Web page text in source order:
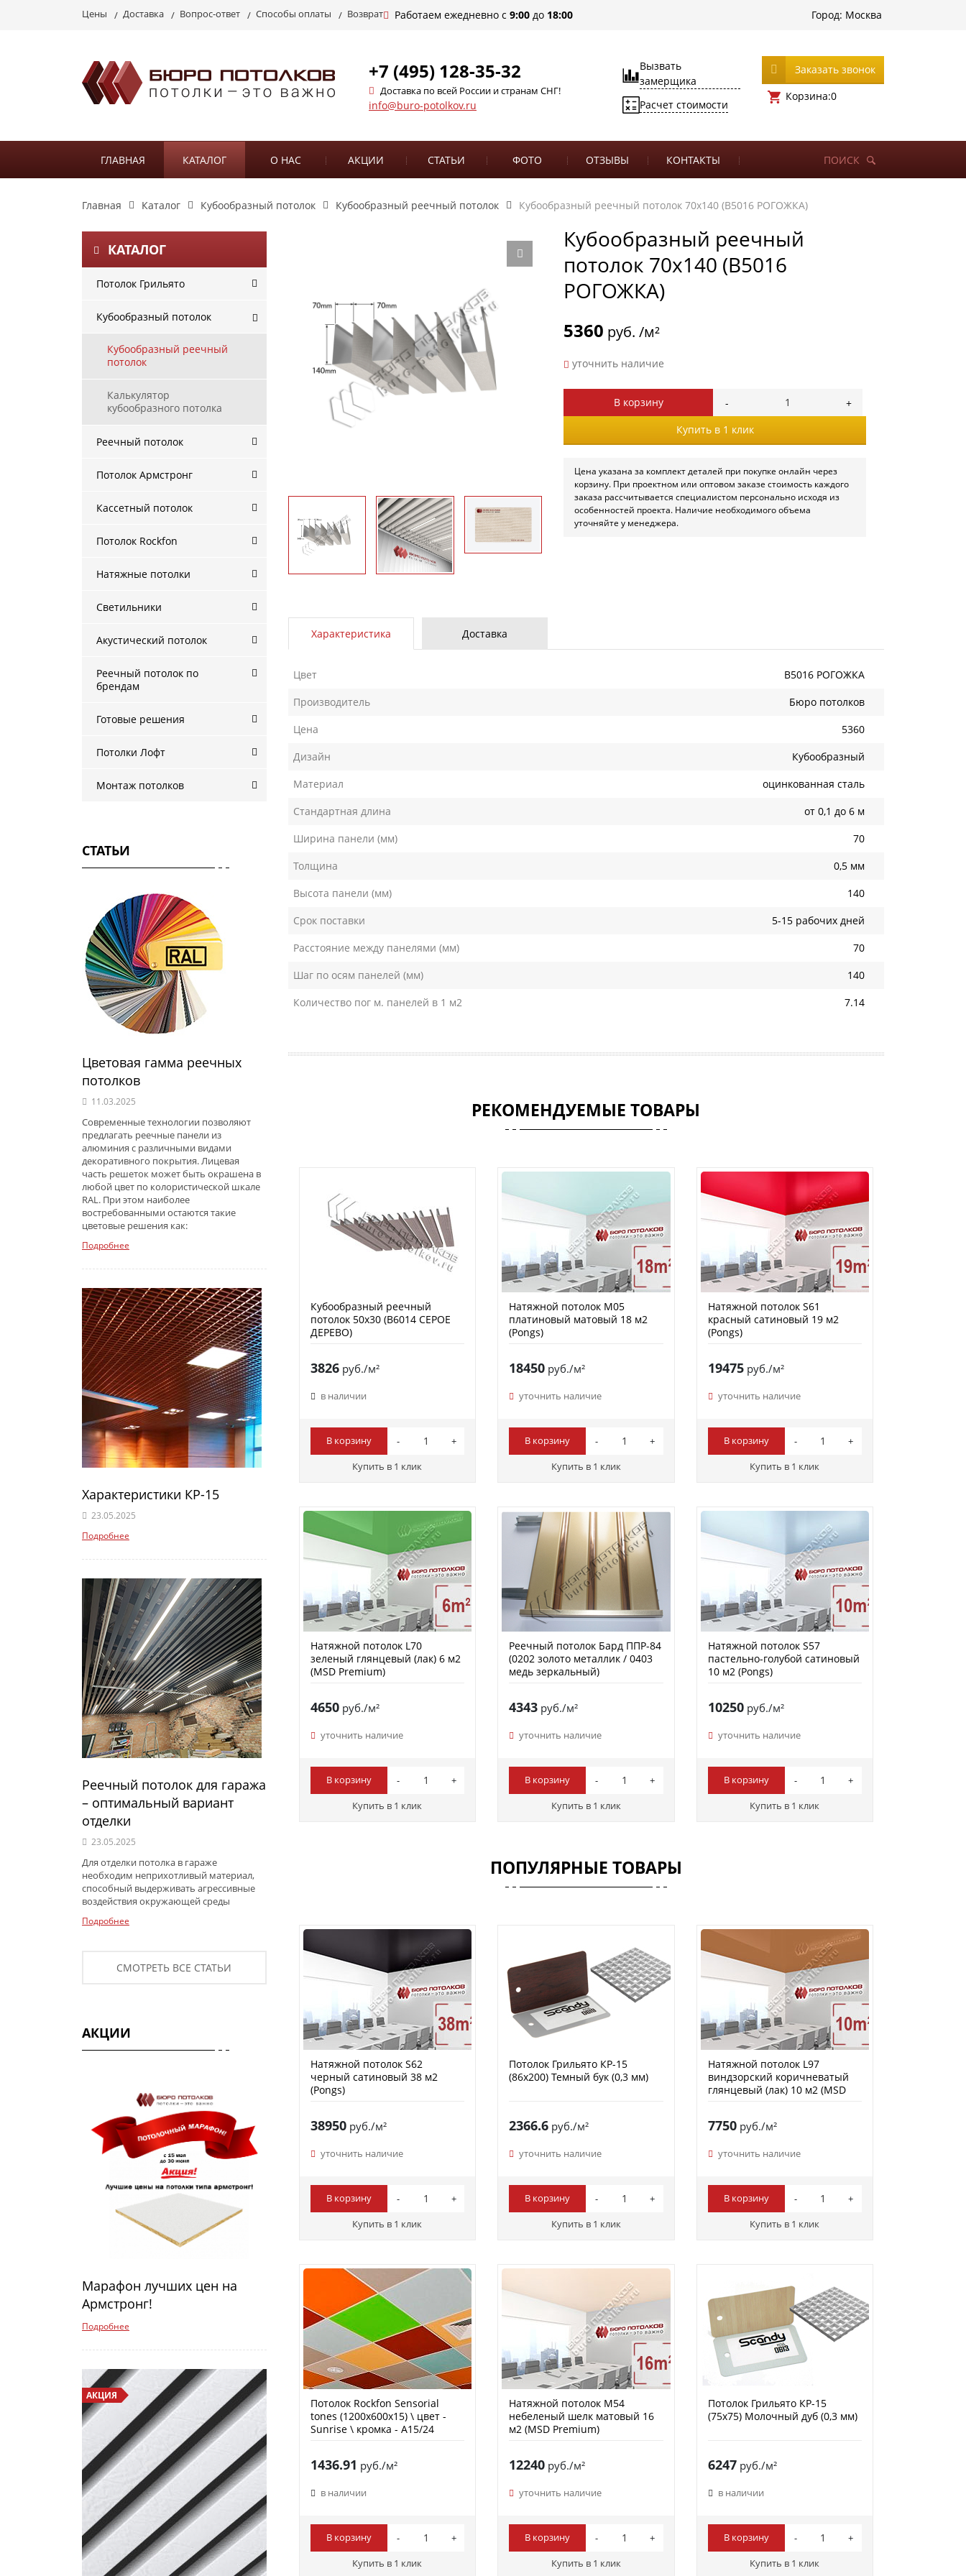
Работаем ежедневно с 9:00 до 18:00 Город: Москва
Цены Доставка Вопрос-ответ Способы оплаты Возврат
+7 (495) 128-35-32
Доставка по всей России и странам СНГ!
info@buro-potolkov.ru
Вызвать
замерщика
Расчет стоимости
Заказать звонок
Корзина:0
ГЛАВНАЯ КАТАЛОГ О НАС АКЦИИ СТАТЬИ ФОТО ОТЗЫВЫ КОНТАКТЫ ПОИСК
Главная Каталог Кубообразный потолок Кубообразный реечный потолок Кубообразный реечный потолок 70х140 (B5016 РОГОЖКА)
КАТАЛОГ
Потолок Грильято
Кубообразный потолок
Кубообразный реечный
потолок
Калькулятор
кубообразного потолка
Реечный потолок
Потолок Армстронг
Кассетный потолок
Потолок Rockfon
Натяжные потолки
Светильники
Акустический потолок
Реечный потолок по
брендам
Готовые решения
Потолки Лофт
Монтаж потолков
СТАТЬИ
Цветовая гамма реечных
потолков
11.03.2025
Современные технологии позволяют
предлагать реечные панели из
алюминия с различными видами
декоративного покрытия. Лицевая
часть решеток может быть окрашена в
любой цвет по колористической шкале
RAL. При этом наиболее
востребованными остаются такие
цветовые решения как:
Подробнее
Характеристики КР-15
23.05.2025
Подробнее
Реечный потолок для гаража
– оптимальный вариант
отделки
23.05.2025
Для отделки потолка в гараже
необходим неприхотливый материал,
способный выдерживать агрессивные
воздействия окружающей среды
Подробнее
СМОТРЕТЬ ВСЕ СТАТЬИ
АКЦИИ
Марафон лучших цен на
Армстронг!
Подробнее
АКЦИЯ
Кубообразный реечный
потолок 70х140 (B5016
РОГОЖКА)
5360 руб. /м²
уточнить наличие
В корзину
Купить в 1 клик
Цена указана за комплект деталей при покупке онлайн через
корзину. При проектном или оптовом заказе стоимость каждого
заказа рассчитывается специалистом персонально исходя из
особенностей проекта. Наличие необходимого объема
уточняйте у менеджера.
Характеристика Доставка
Цвет
B5016 РОГОЖКА
Производитель
Бюро потолков
Цена
5360
Дизайн
Кубообразный
Материал
оцинкованная сталь
Стандартная длина
от 0,1 до 6 м
Ширина панели (мм)
70
Толщина
0,5 мм
Высота панели (мм)
140
Срок поставки
5-15 рабочих дней
Расстояние между панелями (мм)
70
Шаг по осям панелей (мм)
140
Количество пог м. панелей в 1 м2
7.14
РЕКОМЕНДУЕМЫЕ ТОВАРЫ
Кубообразный реечный
потолок 50х30 (B6014 СЕРОЕ
ДЕРЕВО)
3826руб./м²
в наличии
В корзину
Купить в 1 клик
Натяжной потолок M05
платиновый матовый 18 м2
(Pongs)
18450 руб./м²
уточнить наличие
В корзину
Купить в 1 клик
Натяжной потолок S61
красный сатиновый 19 м2
(Pongs)
19475руб./м²
уточнить наличие
В корзину
Купить в 1 клик
Натяжной потолок L70
зеленый глянцевый (лак) 6 м2
(MSD Premium)
4650руб./м²
уточнить наличие
В корзину
Купить в 1 клик
Реечный потолок Бард ППР-84
(0202 золото металлик / 0403
медь зеркальный)
4343 руб./м²
уточнить наличие
В корзину
Купить в 1 клик
Натяжной потолок S57
пастельно-голубой сатиновый
10 м2 (Pongs)
10250руб./м²
уточнить наличие
В корзину
Купить в 1 клик
ПОПУЛЯРНЫЕ ТОВАРЫ
Натяжной потолок S62
черный сатиновый 38 м2
(Pongs)
38950руб./м²
уточнить наличие
В корзину
Купить в 1 клик
Потолок Грильято КР-15
(86х200) Темный бук (0,3 мм)
2366.6 руб./м²
уточнить наличие
В корзину
Купить в 1 клик
Натяжной потолок L97
виндзорский коричневатый
глянцевый (лак) 10 м2 (MSD
7750руб./м²
уточнить наличие
В корзину
Купить в 1 клик
Потолок Rockfon Sensorial
tones (1200х600х15) \ цвет -
Sunrise \ кромка - A15/24
1436.91 руб./м²
в наличии
В корзину
Купить в 1 клик
Натяжной потолок M54
небеленый шелк матовый 16
м2 (MSD Premium)
12240 руб./м²
уточнить наличие
В корзину
Купить в 1 клик
Потолок Грильято КР-15
(75х75) Молочный дуб (0,3 мм)
6247руб./м²
в наличии
В корзину
Купить в 1 клик